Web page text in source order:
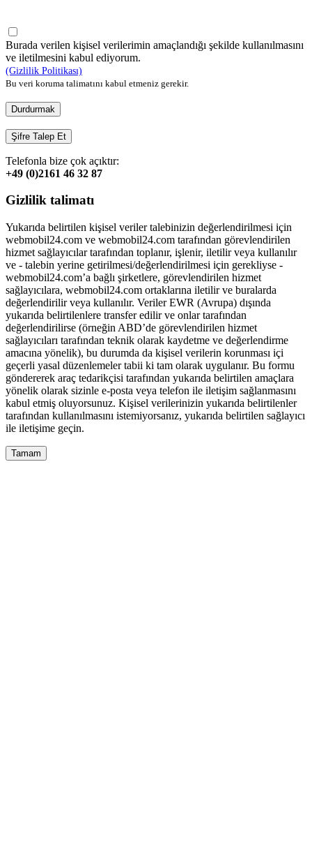
Burada verilen kişisel verilerimin amaçlandığı şekilde kullanılmasını
ve iletilmesini kabul ediyorum.
(Gizlilik Politikası)
Bu veri koruma talimatını kabul etmeniz gerekir.
Durdurmak
Şifre Talep Et
Telefonla bize çok açıktır:
+49 (0)2161 46 32 87
Gizlilik talimatı
Yukarıda belirtilen kişisel veriler talebinizin değerlendirilmesi için
webmobil24.com ve webmobil24.com tarafından görevlendirilen
hizmet sağlayıcılar tarafından toplanır, işlenir, iletilir veya kullanılır
ve - talebin yerine getirilmesi/değerlendirilmesi için gerekliyse -
webmobil24.com’a bağlı şirketlere, görevlendirilen hizmet
sağlayıcılara, webmobil24.com ortaklarına iletilir ve buralarda
değerlendirilir veya kullanılır. Veriler EWR (Avrupa) dışında
yukarıda belirtilenlere transfer edilir ve onlar tarafından
değerlendirilirse (örneğin ABD’de görevlendirilen hizmet
sağlayıcıları tarafından teknik olarak kaydetme ve değerlendirme
amacına yönelik), bu durumda da kişisel verilerin korunması içi
geçerli yasal düzenlemeler tabii ki tam olarak uygulanır. Bu formu
göndererek araç tedarikçisi tarafından yukarıda belirtilen amaçlara
yönelik olarak sizinle e-posta veya telefon ile iletişim sağlanmasını
kabul etmiş oluyorsunuz. Kişisel verilerinizin yukarıda belirtilenler
tarafından kullanılmasını istemiyorsanız, yukarıda belirtilen sağlayıcı
ile iletişime geçin.
Tamam